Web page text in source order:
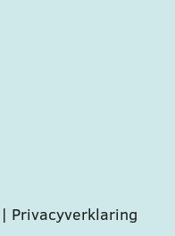
| Privacyverklaring